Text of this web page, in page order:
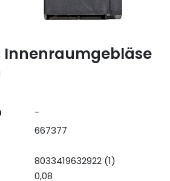
Innenraumgebläse
-
667377
8033419632922 (1)
0,08